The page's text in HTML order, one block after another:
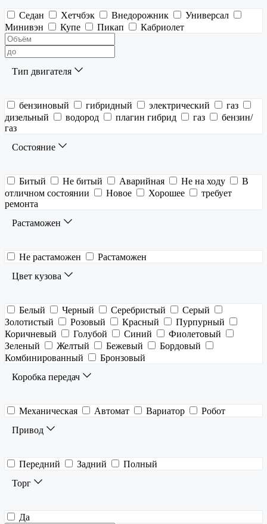
Седан Хетчбэк Внедорожник
Универсал
Минивэн
Купе Пикап Кабриолет
Тип двигателя
бензиновый гибридный электрический
газ
дизельный
водород плагин гибрид газ
бензин/
газ
Состояние
Битый Не битый Аварийная Не на ходу
В
отличном состоянии
Новое Хорошее
требует
ремонта
Растаможен
Не растаможен
Растаможен
Цвет кузова
Белый Черный Серебристый
Серый
Золотистый
Розовый Красный
Пурпурный
Коричневый
Голубой Синий
Фиолетовый
Зеленый
Желтый Бежевый
Бордовый
Комбинированный
Бронзовый
Коробка передач
Механическая Автомат Вариатор
Робот
Привод
Передний Задний
Полный
Торг
Да